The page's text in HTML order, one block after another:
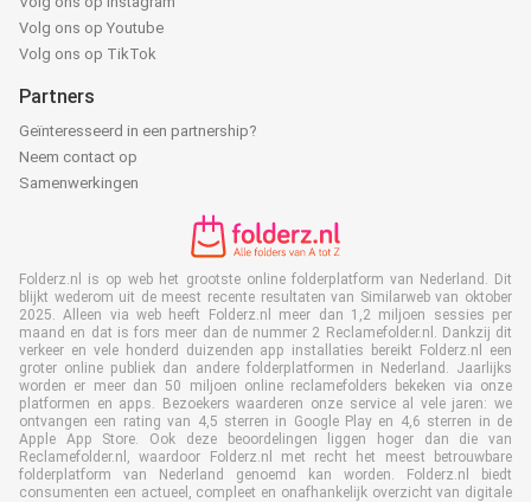
Volg ons op Youtube
Volg ons op TikTok
Partners
Geïnteresseerd in een partnership?
Neem contact op
Samenwerkingen
Folderz.nl is op web het grootste online folderplatform van Nederland. Dit
blijkt wederom uit de meest recente resultaten van Similarweb van oktober
2025. Alleen via web heeft Folderz.nl meer dan 1,2 miljoen sessies per
maand en dat is fors meer dan de nummer 2 Reclamefolder.nl. Dankzij dit
verkeer en vele honderd duizenden app installaties bereikt Folderz.nl een
groter online publiek dan andere folderplatformen in Nederland. Jaarlijks
worden er meer dan 50 miljoen online reclamefolders bekeken via onze
platformen en apps. Bezoekers waarderen onze service al vele jaren: we
ontvangen een rating van 4,5 sterren in Google Play en 4,6 sterren in de
Apple App Store. Ook deze beoordelingen liggen hoger dan die van
Reclamefolder.nl, waardoor Folderz.nl met recht het meest betrouwbare
folderplatform van Nederland genoemd kan worden. Folderz.nl biedt
consumenten een actueel, compleet en onafhankelijk overzicht van digitale